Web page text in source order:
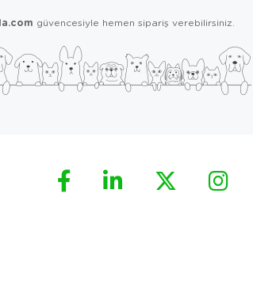
güvencesiyle hemen sipariş verebilirsiniz.